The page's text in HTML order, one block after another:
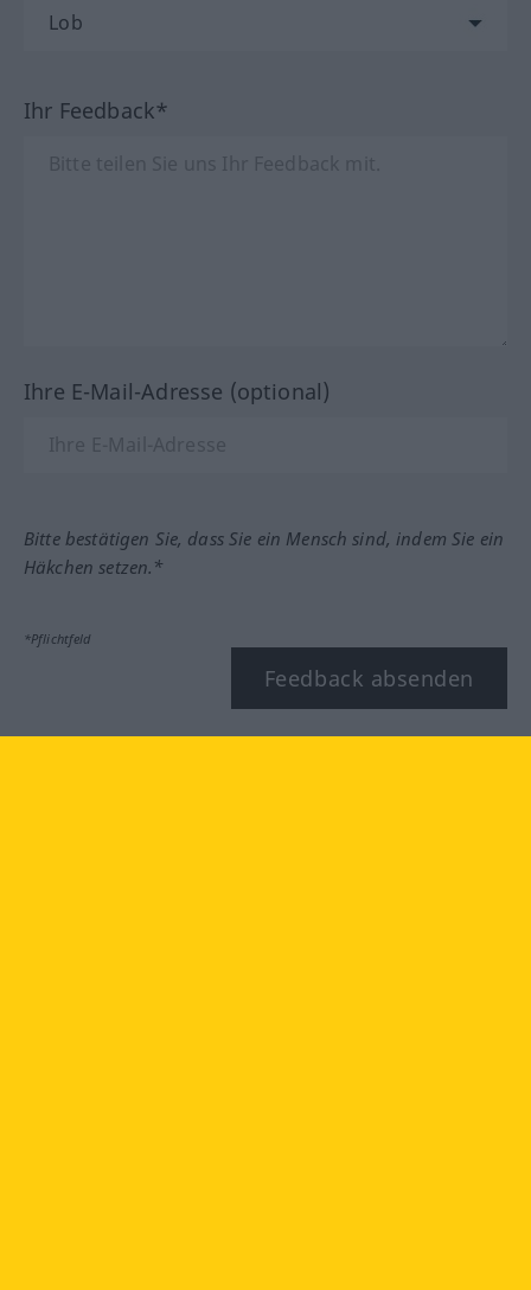
Ihr Feedback*
Ihre E-Mail-Adresse (optional)
Bitte bestätigen Sie, dass Sie ein Mensch sind, indem Sie ein
Häkchen setzen.*
*Pflichtfeld
Feedback absenden